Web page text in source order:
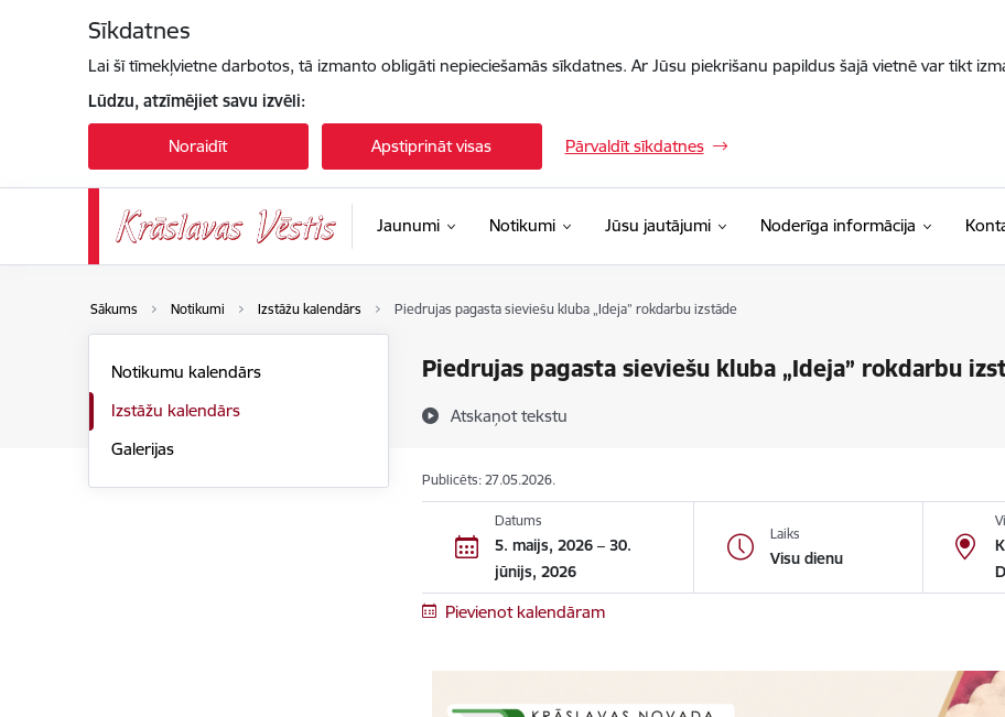
Sīkdatnes
Lai šī tīmekļvietne darbotos, tā izmanto obligāti nepieciešamās sīkdatnes. Ar Jūsu piekrišanu papildus šajā vietnē var tikt
Lūdzu, atzīmējiet savu izvēli:
Noraidīt Apstiprināt visas Pārvaldīt sīkdatnes
Jaunumi Notikumi Jūsu jautājumi Noderīga informācija
Sākums Notikumi Izstāžu kalendārs Piedrujas pagasta sieviešu kluba „Ideja” rokdarbu izstāde
Piedrujas pagasta sieviešu kluba „Ideja” rokdarbu
Atskaņot tekstu
Notikumu kalendārs
Izstāžu kalendārs
Galerijas
Publicēts: 27.05.2026.
Datums
5. maijs, 2026 – 30.
jūnijs, 2026
Laiks
Visu dienu
Pievienot kalendāram